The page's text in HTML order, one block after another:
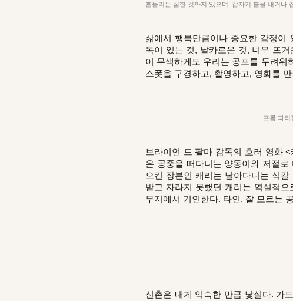
흔들리는 심한 것까지 있으며, 갑자기 불을 내거나
삶에서 행복만큼이나 중요한 감정이
독이 있는 것, 날카로운 것, 너무 뜨
이 무색하게도 우리는 공포를 두려워
스폿을 구경하고, 촬영하고, 영화를
프롬 파티
브라이언 드 팔마 감독의 호러 영화
은 공중을 떠다니는 양동이와 저절
으킨 장본인 캐리는 날아다니는 식
받고 자라지 못했던 캐리는 역설적
무지에서 기인한다. 타인, 잘 모르는
신촌은 내게 익숙한 만큼 낯설다. 가